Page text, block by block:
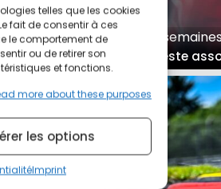
telles que les cookies
fait de consentir à ces
le comportement de
ou de retirer son
et fonctions.
more about these purposes
les options
Imprint
bat le
Il y a 4
Red Bull reste